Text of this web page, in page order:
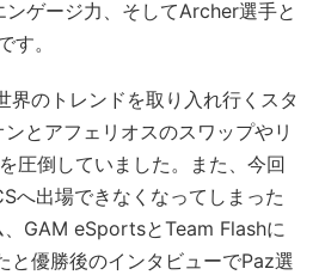
ゲージ力、そしてArcher選手と
す。
界のトレンドを取り入れ行くスタ
とアフェリオスのスワップやリ
圧倒していました。また、今回
へ出場できなくなってしまった
GAM eSportsとTeam Flashに
と優勝後のインタビューでPaz選